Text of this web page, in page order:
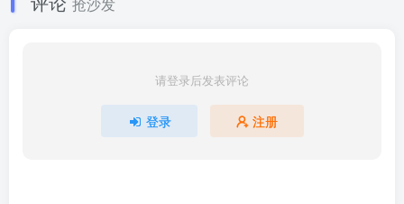
请登录后发表评论
登录 注册